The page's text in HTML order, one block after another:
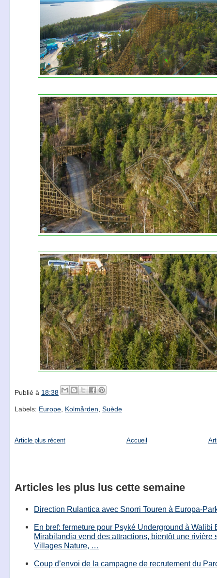
Publié à 18:38
Labels: Europe, Kolmården, Suède
Article plus récent Accueil
Articles les plus lus cette semaine
Direction Rulantica avec Snorri Touren à Europa-
En bref: fermeture pour Psyké Underground à Walibi
Mirabilandia vend des attractions, bientôt une rivière
Villages Nature, …
Coup d’envoi de la campagne de recrutement du